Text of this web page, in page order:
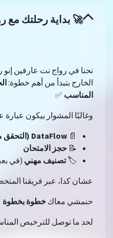
🚀 بداية رحلتك مع
نحنا في رواج نت عارفين
الخارج بتبدأ من أهم خطوة:
المناسب ✅
وغالبًا المشوار بيكون
📄 DataFlow (التحقق من الشهادات)
📝 حجز الامتحان
🏷️تصنيف مهني (في
عشان كدا، عبر فريقنا
حنمشي معاك خطوة بخطوة
لحد ما توصل للترخيص